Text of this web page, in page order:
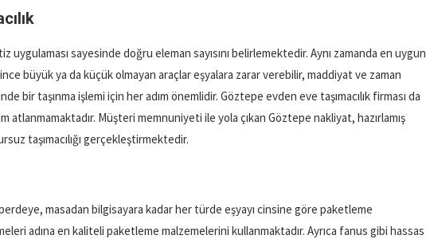
uygulaması sayesinde doğru eleman sayısını belirlemektedir. Aynı zamanda en uygun
büyük ya da küçük olmayan araçlar eşyalara zarar verebilir, maddiyat ve zaman
bir taşınma işlemi için her adım önemlidir. Göztepe evden eve taşımacılık firması da
atlanmamaktadır. Müşteri memnuniyeti ile yola çıkan Göztepe nakliyat, hazırlamış
taşımacılığı gerçekleştirmektedir.
masadan bilgisayara kadar her türde eşyayı cinsine göre paketleme
adına en kaliteli paketleme malzemelerini kullanmaktadır. Ayrıca fanus gibi hassas